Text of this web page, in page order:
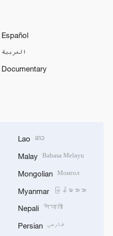
Español
العربية
Documentary
Lao ລາວ
Malay Bahasa Melayu
Mongolian Монгол
Myanmar မြန်မာဘာသာ
Nepali नेपाली
Persian فارسی